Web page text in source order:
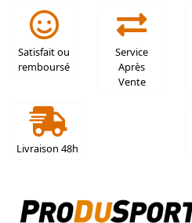
Satisfait ou
remboursé
Service
Après
Vente
Livraison 48h